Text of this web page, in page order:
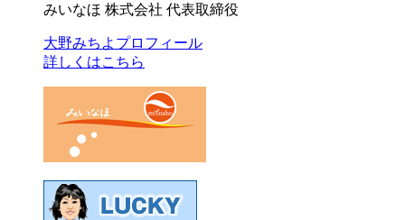
みいなほ 株式会社 代表取締役
大野みちよプロフィール
詳しくはこちら